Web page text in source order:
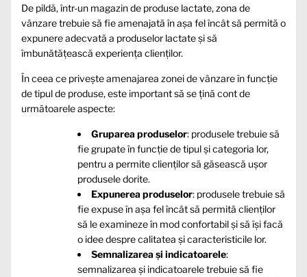
De pildă, într-un magazin de produse lactate, zona de
vânzare trebuie să fie amenajată în așa fel încât să permită o
expunere adecvată a produselor lactate și să
îmbunătățească experiența clienților.
În ceea ce privește amenajarea zonei de vânzare în funcție
de tipul de produse, este important să se țină cont de
următoarele aspecte:
Gruparea produselor: produsele trebuie să
fie grupate în funcție de tipul și categoria lor,
pentru a permite clienților să găsească ușor
produsele dorite.
Expunerea produselor: produsele trebuie să
fie expuse în așa fel încât să permită clienților
să le examineze în mod confortabil și să își facă
o idee despre calitatea și caracteristicile lor.
Semnalizarea și indicatoarele:
semnalizarea și indicatoarele trebuie să fie